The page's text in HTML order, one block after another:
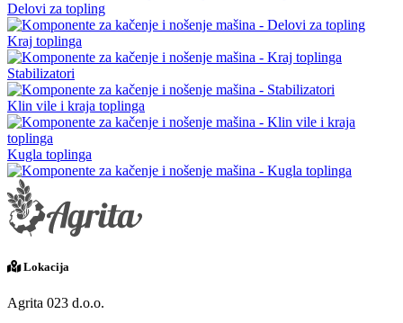
Delovi za topling
Kraj toplinga
Stabilizatori
Klin vile i kraja toplinga
Kugla toplinga
Lokacija
Agrita 023 d.o.o.